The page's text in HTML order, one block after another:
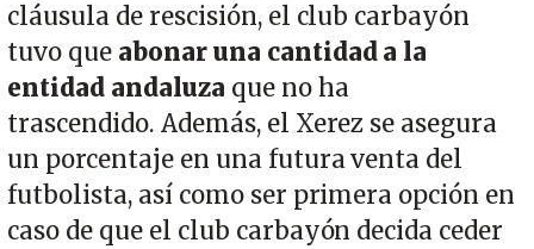
cláusula de rescisión, el club carbayón
tuvo que abonar una cantidad a la
entidad andaluza que no ha
trascendido. Además, el Xerez se asegura
un porcentaje en una futura venta del
futbolista, así como ser primera opción en
caso de que el club carbayón decida ceder